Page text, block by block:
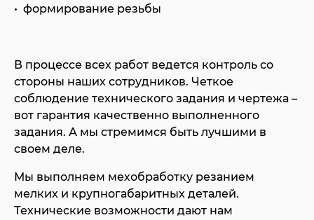
формирование резьбы
В процессе всех работ ведется контроль со
стороны наших сотрудников. Четкое
соблюдение технического задания и чертежа –
вот гарантия качественно выполненного
задания. А мы стремимся быть лучшими в
своем деле.
Мы выполняем мехобработку резанием
мелких и крупногабаритных деталей.
Технические возможности дают нам